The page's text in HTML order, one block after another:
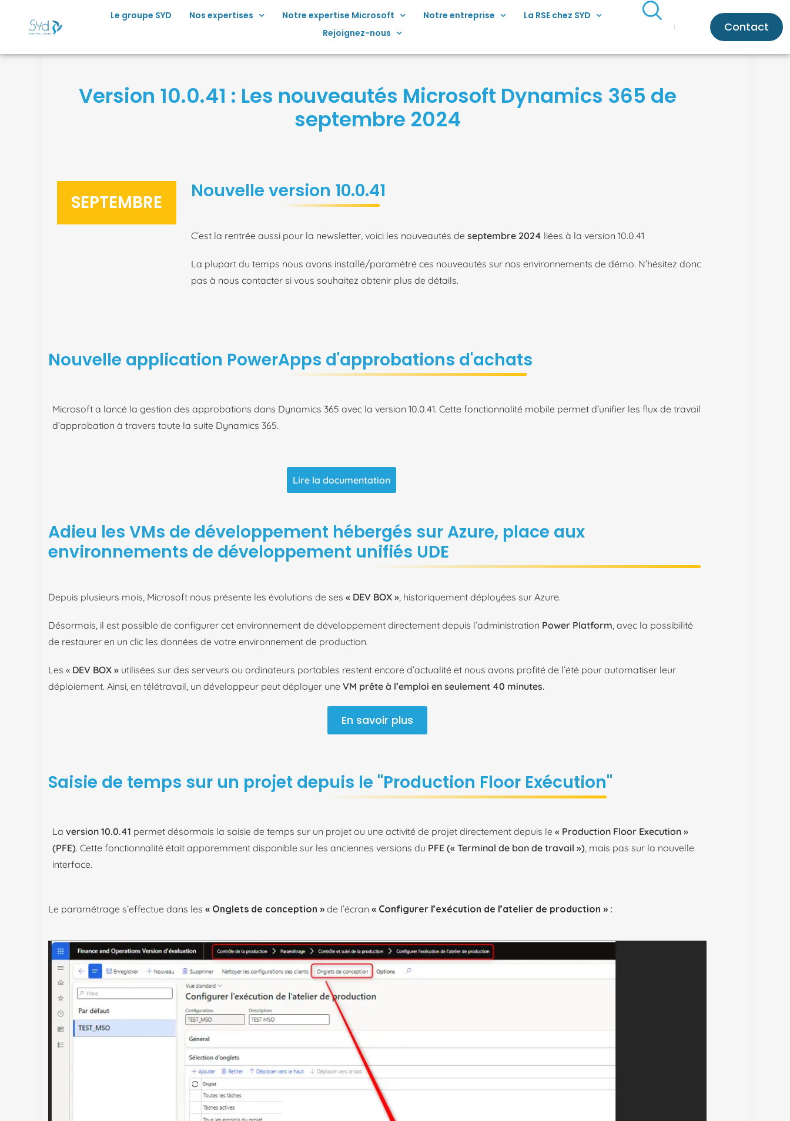
Le groupe SYD Nos expertises Notre expertise Microsoft Notre entreprise
La RSE chez SYD
Rejoignez-nous
Contact
Version 10.0.41 : Les nouveautés Microsoft Dynamics 365 de
septembre 2024
SEPTEMBRE
Nouvelle version 10.0.41
C’est la rentrée aussi pour la newsletter, voici les nouveautés de septembre 2024 liées à la version 10.0.41
La plupart du temps nous avons installé/paramétré ces nouveautés sur nos environnements de démo. N’hésitez donc
pas à nous contacter si vous souhaitez obtenir plus de détails.
Nouvelle application PowerApps d'approbations d'achats
Microsoft a lancé la gestion des approbations dans Dynamics 365 avec la version 10.0.41. Cette fonctionnalité mobile permet d’unifier les flux de travail
d’approbation à travers toute la suite Dynamics 365.
Lire la documentation
Adieu les VMs de développement hébergés sur Azure, place aux
environnements de développement unifiés UDE
Depuis plusieurs mois, Microsoft nous présente les évolutions de ses « DEV BOX », historiquement déployées sur Azure.
Désormais, il est possible de configurer cet environnement de développement directement depuis l’administration Power Platform, avec la possibilité
de restaurer en un clic les données de votre environnement de production.
Les « DEV BOX » utilisées sur des serveurs ou ordinateurs portables restent encore d’actualité et nous avons profité de l’été pour automatiser leur
déploiement. Ainsi, en télétravail, un développeur peut déployer une VM prête à l’emploi en seulement 40 minutes.
En savoir plus
Saisie de temps sur un projet depuis le "Production Floor Exécution"
La version 10.0.41 permet désormais la saisie de temps sur un projet ou une activité de projet directement depuis le « Production Floor Execution »
(PFE). Cette fonctionnalité était apparemment disponible sur les anciennes versions du PFE (« Terminal de bon de travail »), mais pas sur la nouvelle
interface.
Le paramétrage s’effectue dans les « Onglets de conception » de l’écran « Configurer l’exécution de l’atelier de production » :